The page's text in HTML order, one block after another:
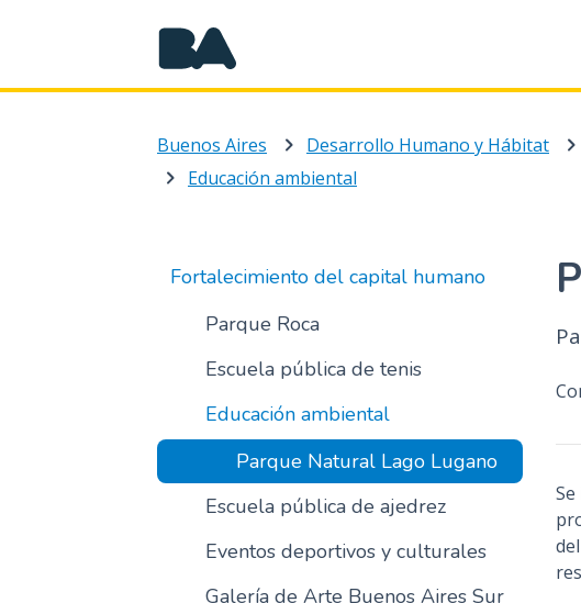
Buenos Aires Desarrollo Humano y Hábitat
Educación ambiental
Fortalecimiento del capital humano
Parque Roca
Escuela pública de tenis
Educación ambiental
Parque Natural Lago Lugano
Escuela pública de ajedrez
Eventos deportivos y culturales
Galería de Arte Buenos Aires Sur